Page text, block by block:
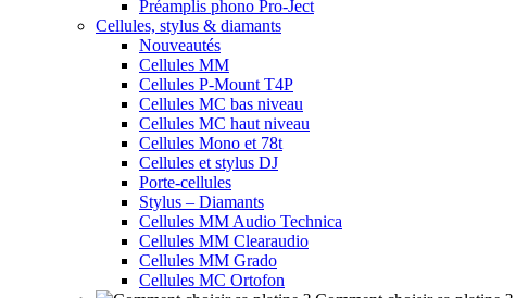
Préamplis phono Pro-Ject
Cellules, stylus & diamants
Nouveautés
Cellules MM
Cellules P-Mount T4P
Cellules MC bas niveau
Cellules MC haut niveau
Cellules Mono et 78t
Cellules et stylus DJ
Porte-cellules
Stylus – Diamants
Cellules MM Audio Technica
Cellules MM Clearaudio
Cellules MM Grado
Cellules MC Ortofon